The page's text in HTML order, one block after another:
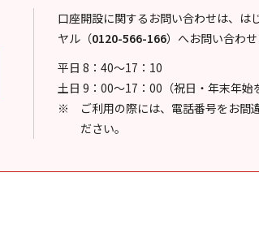
口座開設に関するお問い合わせは、は
ヤル （0120-566-166） へお問い合わせ
平日 8：40～17：10
土日 9：00～17：00（祝日・年末年始
ご利用の際には、電話番号をお間
ださい。